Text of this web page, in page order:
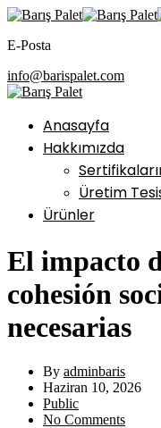
E-Posta
info@barispalet.com
Anasayfa
Hakkımızda
Üretim
Ürünler
El impacto
cohesión
necesarias
By adminbaris
Haziran 10, 2026
Public
No Comments